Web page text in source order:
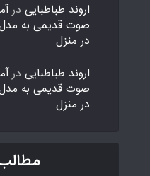
اروند طباطبایی در
در منزل
اروند طباطبایی در
در منزل